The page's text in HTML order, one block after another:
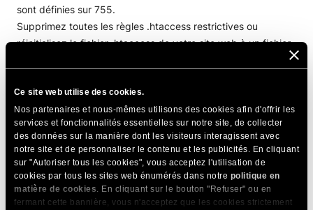
Ce site web utilise des cookies.
Nos partenaires et nous-mêmes utilisons des cookies afin d'offrir les
services et fonctionnalités essentielles sur notre site, de collecter
des données sur la manière dont les visiteurs interagissent avec
notre site et de personnaliser le contenu et les publicités. En cliquant
sur "Autoriser tous les cookies", vous acceptez l'utilisation de
cookies par tous les sites web énumérés dans notre politique en
matière de cookies. En cliquant sur le bouton "Refuser" ou en
fermant cette bannière, vous n'acceptez que les cookies strictement
sont définies sur 755.
Supprimez toutes les règles .htaccess restrictives ou
réinitialisez le fichier .htaccess de votre site web à un fichier
PARTAGER CET ARTICLE